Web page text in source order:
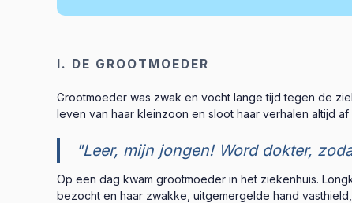
I. DE GROOTMOEDER
Grootmoeder was zwak en vocht lange tijd tegen de
leven van haar kleinzoon en sloot haar verhalen altijd
"Leer, mijn jongen! Word dokter,
Op een dag kwam grootmoeder in het ziekenhuis.
bezocht en haar zwakke, uitgemergelde hand